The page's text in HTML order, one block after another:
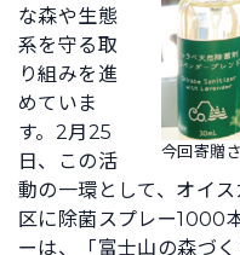
今回寄贈
な森や生態
系を守る取
り組みを進
めていま
す。2月25
日、この活
動の一環として、オイ
区に除菌スプレー1000
ーは、「富士山の森づ